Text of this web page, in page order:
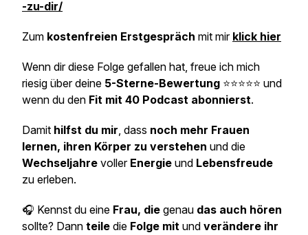
-zu-dir/
Zum kostenfreien Erstgespräch mit mir klick hier
Wenn dir diese Folge gefallen hat, freue ich mich
riesig über deine 5-Sterne-Bewertung ⭐⭐⭐⭐⭐ und
wenn du den Fit mit 40 Podcast abonnierst.
Damit hilfst du mir, dass noch mehr Frauen
lernen, ihren Körper zu verstehen und die
Wechseljahre voller Energie und Lebensfreude
zu erleben.
🎧 Kennst du eine Frau, die genau das auch hören
sollte? Dann teile die Folge mit und verändere ihr